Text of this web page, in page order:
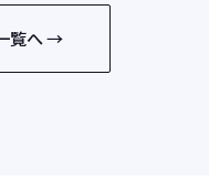
覧へ →